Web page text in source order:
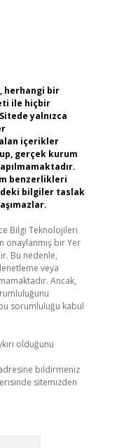
herhangi bir
ile hiçbir
yalnızca
içerikler
gerçek kurum
benzerlikleri
bilgiler taslak
Bilgi Teknolojileri
onaylanmış bir Yer
Bu nedenle,
veya
Ancak,
sorumluluğu kabul
olduğunu
bildirmeniz
sitemizden